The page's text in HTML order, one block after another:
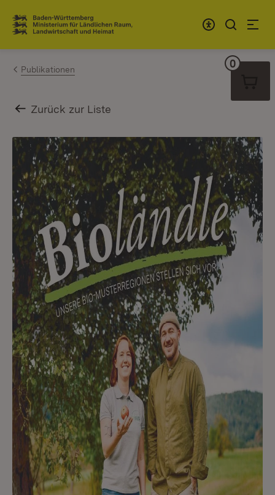
Zum Inhalt springen
Link zur Startseite
Publikationen
Zurück zur Liste
0